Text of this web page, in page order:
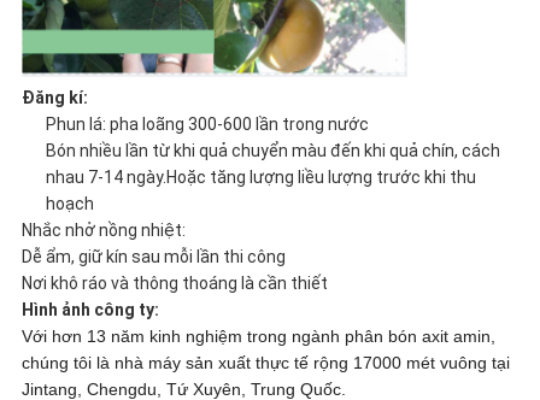
Đăng kí:
Phun lá: pha loãng 300-600 lần trong nước
Bón nhiều lần từ khi quả chuyển màu đến khi quả chín, cách
nhau 7-14 ngày.Hoặc tăng lượng liều lượng trước khi thu
hoạch
Nhắc nhở nồng nhiệt:
Dễ ẩm, giữ kín sau mỗi lần thi công
Nơi khô ráo và thông thoáng là cần thiết
Hình ảnh công ty:
Với hơn 13 năm kinh nghiệm trong ngành phân bón axit amin,
chúng tôi là nhà máy sản xuất thực tế rộng 17000 mét vuông tại
Jintang, Chengdu, Tứ Xuyên, Trung Quốc.